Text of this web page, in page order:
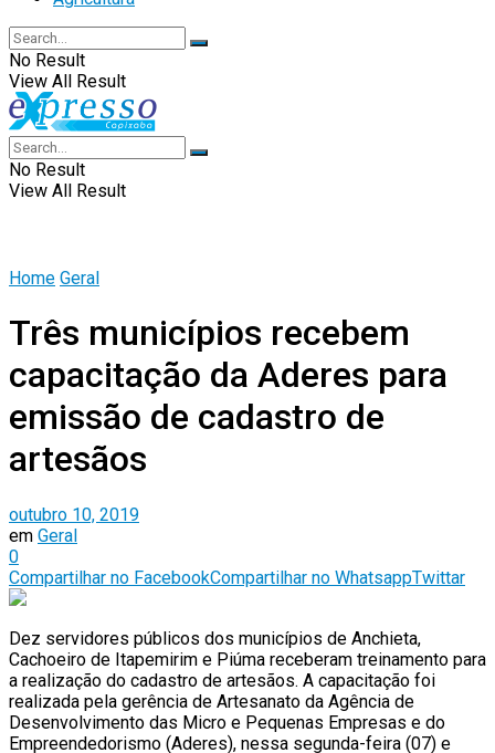
No Result
View All Result
No Result
View All Result
Home Geral
Três municípios recebem
capacitação da Aderes para
emissão de cadastro de
artesãos
outubro 10, 2019
em Geral
0
Compartilhar no FacebookCompartilhar no WhatsappTwittar
Dez servidores públicos dos municípios de Anchieta,
Cachoeiro de Itapemirim e Piúma receberam treinamento para
a realização do cadastro de artesãos. A capacitação foi
realizada pela gerência de Artesanato da Agência de
Desenvolvimento das Micro e Pequenas Empresas e do
Empreendedorismo (Aderes), nessa segunda-feira (07) e